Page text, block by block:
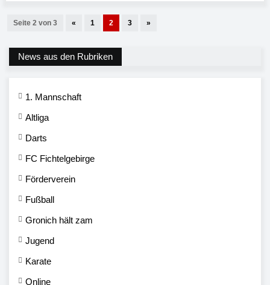
Seite 2 von 3 « 1 2 3 »
News aus den Rubriken
1. Mannschaft
Altliga
Darts
FC Fichtelgebirge
Förderverein
Fußball
Gronich hält zam
Jugend
Karate
Online